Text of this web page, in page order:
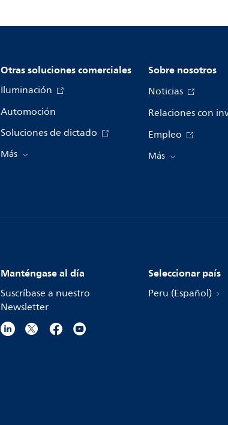
Otras soluciones comerciales
Iluminación
Automoción
Soluciones de dictado
Más
Sobre nosotros
Noticias
Relaciones con
Empleo
Más
Manténgase al día
Suscríbase a nuestro
Newsletter
Seleccionar país
Peru (Español)